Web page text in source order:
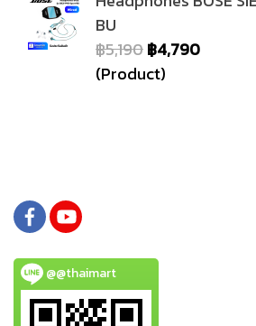
BU
฿5,190฿4,790
(Product)
@@thaimart